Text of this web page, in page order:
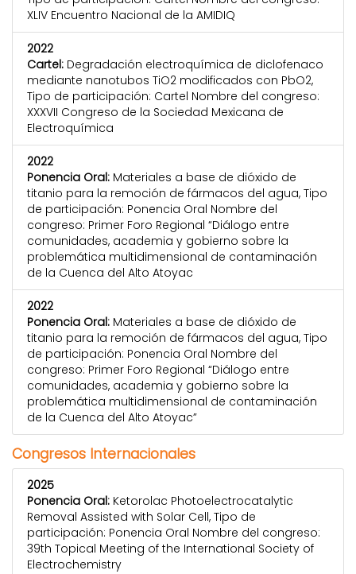
XLIV Encuentro Nacional de la AMIDIQ
2022
Cartel: Degradación electroquímica de diclofenaco
mediante nanotubos TiO2 modificados con PbO2,
Tipo de participación: Cartel Nombre del congreso:
XXXVII Congreso de la Sociedad Mexicana de
Electroquímica
2022
Ponencia Oral: Materiales a base de dióxido de
titanio para la remoción de fármacos del agua, Tipo
de participación: Ponencia Oral Nombre del
congreso: Primer Foro Regional “Diálogo entre
comunidades, academia y gobierno sobre la
problemática multidimensional de contaminación
de la Cuenca del Alto Atoyac
2022
Ponencia Oral: Materiales a base de dióxido de
titanio para la remoción de fármacos del agua, Tipo
de participación: Ponencia Oral Nombre del
congreso: Primer Foro Regional “Diálogo entre
comunidades, academia y gobierno sobre la
problemática multidimensional de contaminación
de la Cuenca del Alto Atoyac”
Congresos Internacionales
2025
Ponencia Oral: Ketorolac Photoelectrocatalytic
Removal Assisted with Solar Cell, Tipo de
participación: Ponencia Oral Nombre del congreso:
39th Topical Meeting of the International Society of
Electrochemistry